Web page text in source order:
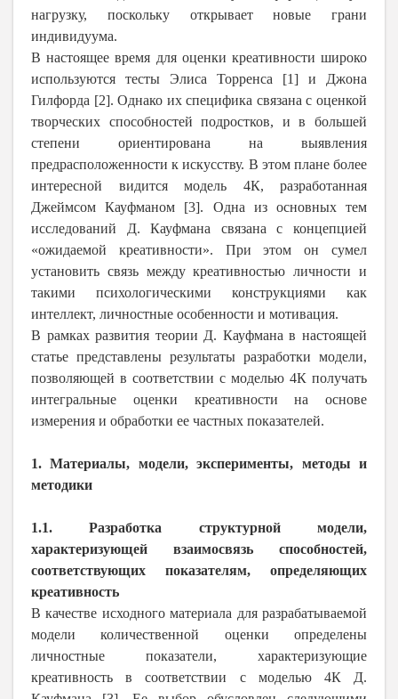
нагрузку, поскольку открывает новые грани
индивидуума.
В настоящее время для оценки креативности широко
используются тесты Элиса Торренса [1] и Джона
Гилфорда [2]. Однако их специфика связана с оценкой
творческих способностей подростков, и в большей
степени ориентирована на выявления
предрасположенности к искусству. В этом плане более
интересной видится модель 4К, разработанная
Джеймсом Кауфманом [3]. Одна из основных тем
исследований Д. Кауфмана связана с концепцией
«ожидаемой креативности». При этом он сумел
установить связь между креативностью личности и
такими психологическими конструкциями как
интеллект, личностные особенности и мотивация.
В рамках развития теории Д. Кауфмана в настоящей
статье представлены результаты разработки модели,
позволяющей в соответствии с моделью 4К получать
интегральные оценки креативности на основе
измерения и обработки ее частных показателей.
1. Материалы, модели, эксперименты, методы и
методики
1.1. Разработка структурной модели,
характеризующей взаимосвязь способностей,
соответствующих показателям, определяющих
креативность
В качестве исходного материала для разрабатываемой
модели количественной оценки определены
личностные показатели, характеризующие
креативность в соответствии с моделью 4К Д.